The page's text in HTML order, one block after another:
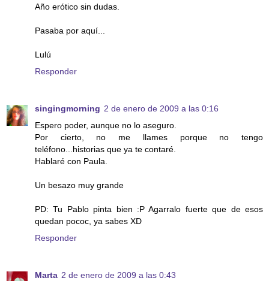
Año erótico sin dudas.
Pasaba por aquí...
Lulú
Responder
singingmorning 2 de enero de 2009 a las 0:16
Espero poder, aunque no lo aseguro.
Por cierto, no me llames porque no tengo
teléfono...historias que ya te contaré.
Hablaré con Paula.
Un besazo muy grande
PD: Tu Pablo pinta bien :P Agarralo fuerte que de esos
quedan pococ, ya sabes XD
Responder
Marta 2 de enero de 2009 a las 0:43